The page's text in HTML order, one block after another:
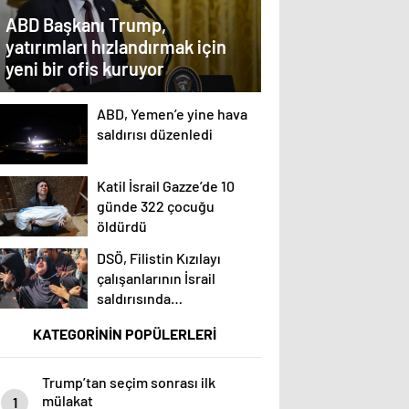
ABD Başkanı Trump,
yatırımları hızlandırmak için
yeni bir ofis kuruyor
ABD, Yemen’e yine hava
saldırısı düzenledi
Katil İsrail Gazze’de 10
günde 322 çocuğu
öldürdü
DSÖ, Filistin Kızılayı
çalışanlarının İsrail
saldırısında
KATEGORİNİN POPÜLERLERİ
1
Trump’tan seçim sonrası ilk
mülakat